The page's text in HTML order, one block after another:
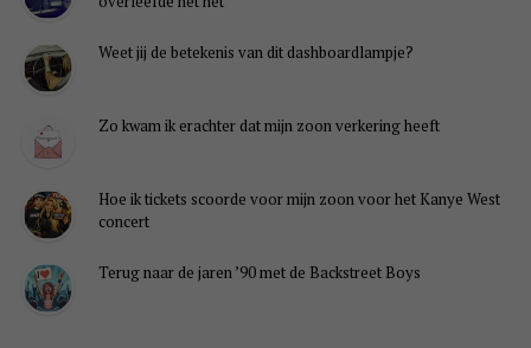
Weet jij de betekenis van dit dashboardlampje?
Zo kwam ik erachter dat mijn zoon verkering heeft
Hoe ik tickets scoorde voor mijn zoon voor het Kanye West
concert
Terug naar de jaren ’90 met de Backstreet Boys